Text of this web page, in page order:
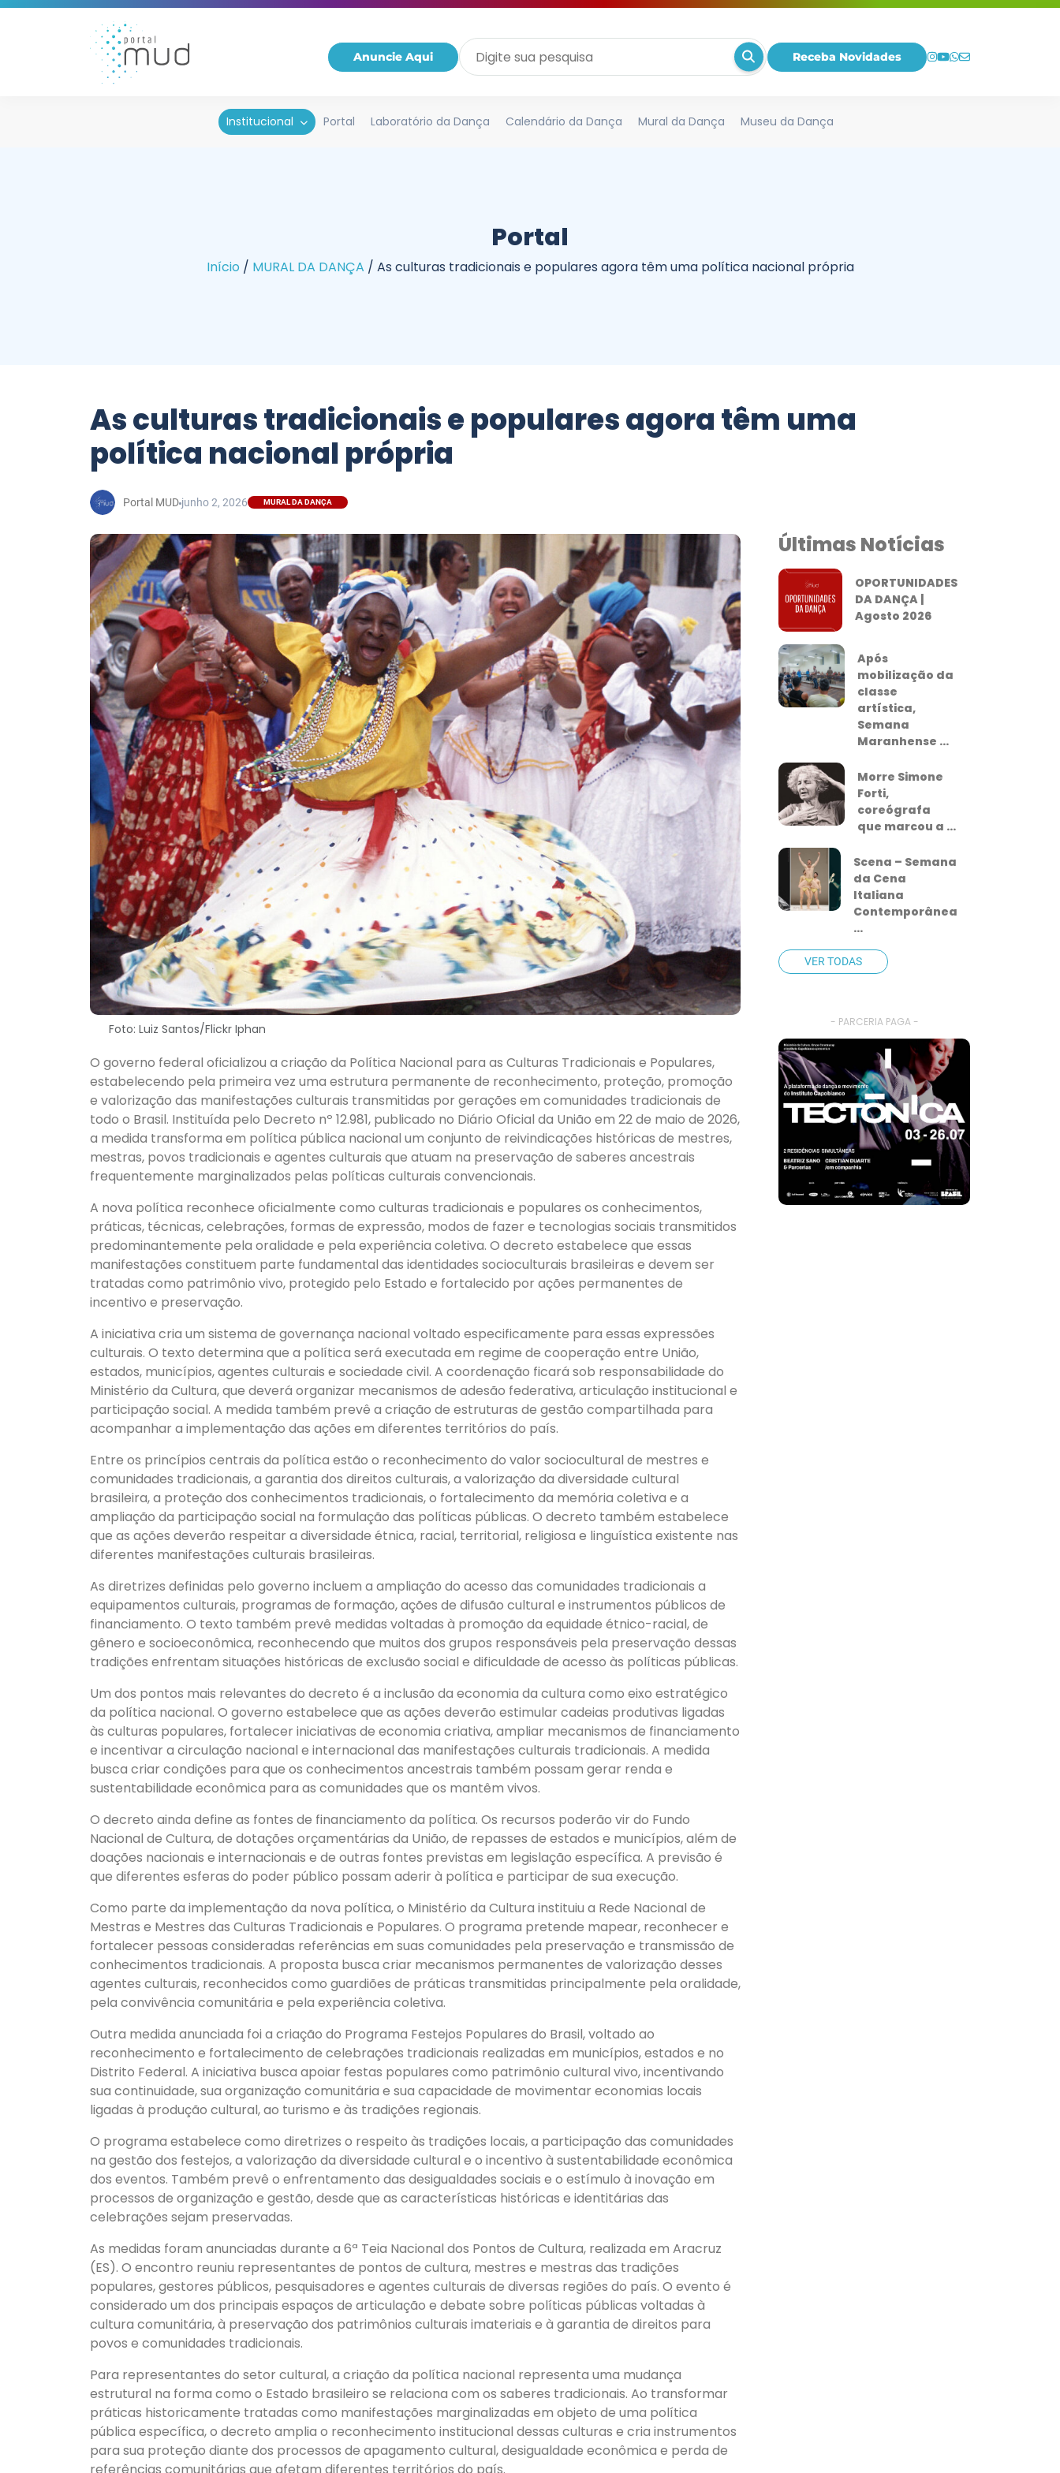
Anuncie Aqui Receba Novidades
Institucional Portal Laboratório da Dança Calendário da Dança Mural da Dança Museu da Dança
Portal
Início / MURAL DA DANÇA / As culturas tradicionais e populares agora têm uma política nacional própria
As culturas tradicionais e populares agora têm uma
política nacional própria
Portal MUD junho 2, 2026 MURAL DA DANÇA
Foto: Luiz Santos/Flickr Iphan
O governo federal oficializou a criação da Política Nacional para as Culturas Tradicionais e Populares,
estabelecendo pela primeira vez uma estrutura permanente de reconhecimento, proteção, promoção
e valorização das manifestações culturais transmitidas por gerações em comunidades tradicionais de
todo o Brasil. Instituída pelo Decreto nº 12.981, publicado no Diário Oficial da União em 22 de maio de 2026,
a medida transforma em política pública nacional um conjunto de reivindicações históricas de mestres,
mestras, povos tradicionais e agentes culturais que atuam na preservação de saberes ancestrais
frequentemente marginalizados pelas políticas culturais convencionais.
A nova política reconhece oficialmente como culturas tradicionais e populares os conhecimentos,
práticas, técnicas, celebrações, formas de expressão, modos de fazer e tecnologias sociais transmitidos
predominantemente pela oralidade e pela experiência coletiva. O decreto estabelece que essas
manifestações constituem parte fundamental das identidades socioculturais brasileiras e devem ser
tratadas como patrimônio vivo, protegido pelo Estado e fortalecido por ações permanentes de
incentivo e preservação.
A iniciativa cria um sistema de governança nacional voltado especificamente para essas expressões
culturais. O texto determina que a política será executada em regime de cooperação entre União,
estados, municípios, agentes culturais e sociedade civil. A coordenação ficará sob responsabilidade do
Ministério da Cultura, que deverá organizar mecanismos de adesão federativa, articulação institucional e
participação social. A medida também prevê a criação de estruturas de gestão compartilhada para
acompanhar a implementação das ações em diferentes territórios do país.
Entre os princípios centrais da política estão o reconhecimento do valor sociocultural de mestres e
comunidades tradicionais, a garantia dos direitos culturais, a valorização da diversidade cultural
brasileira, a proteção dos conhecimentos tradicionais, o fortalecimento da memória coletiva e a
ampliação da participação social na formulação das políticas públicas. O decreto também estabelece
que as ações deverão respeitar a diversidade étnica, racial, territorial, religiosa e linguística existente nas
diferentes manifestações culturais brasileiras.
As diretrizes definidas pelo governo incluem a ampliação do acesso das comunidades tradicionais a
equipamentos culturais, programas de formação, ações de difusão cultural e instrumentos públicos de
financiamento. O texto também prevê medidas voltadas à promoção da equidade étnico-racial, de
gênero e socioeconômica, reconhecendo que muitos dos grupos responsáveis pela preservação dessas
tradições enfrentam situações históricas de exclusão social e dificuldade de acesso às políticas públicas.
Um dos pontos mais relevantes do decreto é a inclusão da economia da cultura como eixo estratégico
da política nacional. O governo estabelece que as ações deverão estimular cadeias produtivas ligadas
às culturas populares, fortalecer iniciativas de economia criativa, ampliar mecanismos de financiamento
e incentivar a circulação nacional e internacional das manifestações culturais tradicionais. A medida
busca criar condições para que os conhecimentos ancestrais também possam gerar renda e
sustentabilidade econômica para as comunidades que os mantêm vivos.
O decreto ainda define as fontes de financiamento da política. Os recursos poderão vir do Fundo
Nacional de Cultura, de dotações orçamentárias da União, de repasses de estados e municípios, além de
doações nacionais e internacionais e de outras fontes previstas em legislação específica. A previsão é
que diferentes esferas do poder público possam aderir à política e participar de sua execução.
Como parte da implementação da nova política, o Ministério da Cultura instituiu a Rede Nacional de
Mestras e Mestres das Culturas Tradicionais e Populares. O programa pretende mapear, reconhecer e
fortalecer pessoas consideradas referências em suas comunidades pela preservação e transmissão de
conhecimentos tradicionais. A proposta busca criar mecanismos permanentes de valorização desses
agentes culturais, reconhecidos como guardiões de práticas transmitidas principalmente pela oralidade,
pela convivência comunitária e pela experiência coletiva.
Outra medida anunciada foi a criação do Programa Festejos Populares do Brasil, voltado ao
reconhecimento e fortalecimento de celebrações tradicionais realizadas em municípios, estados e no
Distrito Federal. A iniciativa busca apoiar festas populares como patrimônio cultural vivo, incentivando
sua continuidade, sua organização comunitária e sua capacidade de movimentar economias locais
ligadas à produção cultural, ao turismo e às tradições regionais.
O programa estabelece como diretrizes o respeito às tradições locais, a participação das comunidades
na gestão dos festejos, a valorização da diversidade cultural e o incentivo à sustentabilidade econômica
dos eventos. Também prevê o enfrentamento das desigualdades sociais e o estímulo à inovação em
processos de organização e gestão, desde que as características históricas e identitárias das
celebrações sejam preservadas.
As medidas foram anunciadas durante a 6ª Teia Nacional dos Pontos de Cultura, realizada em Aracruz
(ES). O encontro reuniu representantes de pontos de cultura, mestres e mestras das tradições
populares, gestores públicos, pesquisadores e agentes culturais de diversas regiões do país. O evento é
considerado um dos principais espaços de articulação e debate sobre políticas públicas voltadas à
cultura comunitária, à preservação dos patrimônios culturais imateriais e à garantia de direitos para
povos e comunidades tradicionais.
Para representantes do setor cultural, a criação da política nacional representa uma mudança
estrutural na forma como o Estado brasileiro se relaciona com os saberes tradicionais. Ao transformar
práticas historicamente tratadas como manifestações marginalizadas em objeto de uma política
pública específica, o decreto amplia o reconhecimento institucional dessas culturas e cria instrumentos
para sua proteção diante dos processos de apagamento cultural, desigualdade econômica e perda de
referências comunitárias que afetam diferentes territórios do país.
Últimas Notícias
OPORTUNIDADES
DA DANÇA |
Agosto 2026
Após
mobilização da
classe
artística,
Semana
Maranhense ...
Morre Simone
Forti,
coreógrafa
que marcou a ...
Scena – Semana
da Cena
Italiana
Contemporânea
...
VER TODAS
- PARCERIA PAGA -